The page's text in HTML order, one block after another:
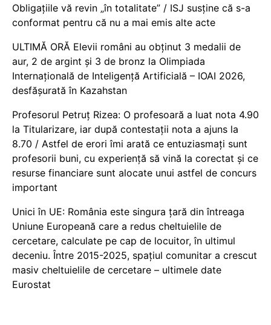
Obligațiile vă revin „în totalitate” / ISJ susține că s-a
conformat pentru că nu a mai emis alte acte
ULTIMĂ ORĂ Elevii români au obținut 3 medalii de
aur, 2 de argint și 3 de bronz la Olimpiada
Internațională de Inteligență Artificială – IOAI 2026,
desfășurată în Kazahstan
Profesorul Petruț Rizea: O profesoară a luat nota 4.90
la Titularizare, iar după contestații nota a ajuns la
8.70 / Astfel de erori îmi arată ce entuziasmați sunt
profesorii buni, cu experiență să vină la corectat și ce
resurse financiare sunt alocate unui astfel de concurs
important
Unici în UE: România este singura țară din întreaga
Uniune Europeană care a redus cheltuielile de
cercetare, calculate pe cap de locuitor, în ultimul
deceniu. Între 2015-2025, spațiul comunitar a crescut
masiv cheltuielile de cercetare – ultimele date
Eurostat